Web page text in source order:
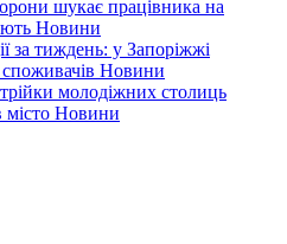
шукає працівника на
Новини
за тиждень: у Запоріжжі
Новини
молодіжних столиць
Новини